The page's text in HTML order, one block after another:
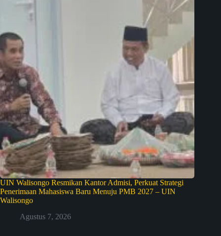
UIN Walisongo Resmikan Kantor Admisi, Perkuat Strategi
Penerimaan Mahasiswa Baru Menuju PMB 2027 – UIN
Walisongo
Agustus 7, 2026